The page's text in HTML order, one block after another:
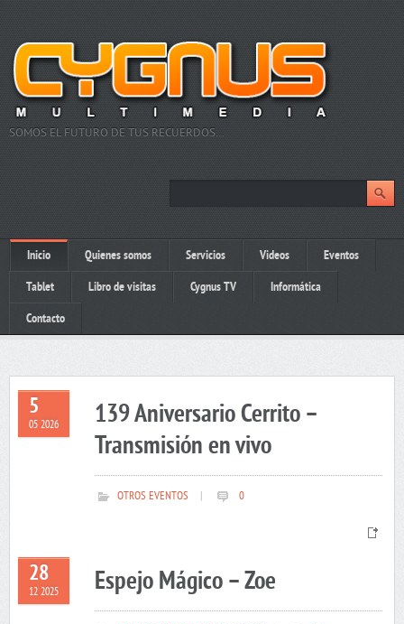
SOMOS EL FUTURO DE TUS RECUERDOS…
Inicio Quienes somos Servicios Videos Eventos
Tablet Libro de visitas Cygnus TV Informática
Contacto
5
05 2026
139 Aniversario Cerrito –
Transmisión en vivo
OTROS EVENTOS 0
28
12 2025 Espejo Mágico – Zoe